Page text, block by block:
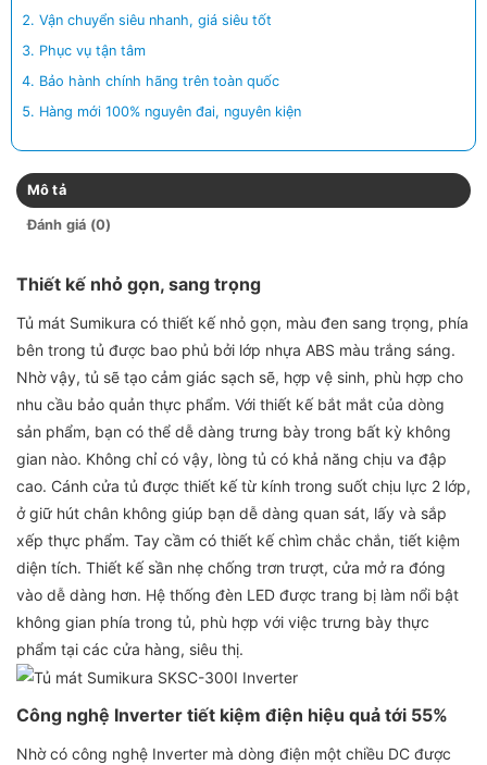
Vận chuyển siêu nhanh, giá siêu tốt
Phục vụ tận tâm
Bảo hành chính hãng trên toàn quốc
Hàng mới 100% nguyên đai, nguyên kiện
Mô tả
Đánh giá (0)
Thiết kế nhỏ gọn, sang trọng
Tủ mát Sumikura có thiết kế nhỏ gọn, màu đen sang trọng, phía
bên trong tủ được bao phủ bởi lớp nhựa ABS màu trắng sáng.
Nhờ vậy, tủ sẽ tạo cảm giác sạch sẽ, hợp vệ sinh, phù hợp cho
nhu cầu bảo quản thực phẩm. Với thiết kế bắt mắt của dòng
sản phẩm, bạn có thể dễ dàng trưng bày trong bất kỳ không
gian nào. Không chỉ có vậy, lòng tủ có khả năng chịu va đập
cao. Cánh cửa tủ được thiết kế từ kính trong suốt chịu lực 2 lớp,
ở giữ hút chân không giúp bạn dễ dàng quan sát, lấy và sắp
xếp thực phẩm. Tay cầm có thiết kế chìm chắc chắn, tiết kiệm
diện tích. Thiết kế sần nhẹ chống trơn trượt, cửa mở ra đóng
vào dễ dàng hơn. Hệ thống đèn LED được trang bị làm nổi bật
không gian phía trong tủ, phù hợp với việc trưng bày thực
phẩm tại các cửa hàng, siêu thị.
Công nghệ Inverter tiết kiệm điện hiệu quả tới 55%
Nhờ có công nghệ Inverter mà dòng điện một chiều DC được